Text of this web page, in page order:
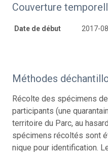
Couverture
Date de début 2017-
Méthodes
Récolte des spécimens
participants (une
territoire du Parc, au
spécimens récoltés sont
nique pour identification.